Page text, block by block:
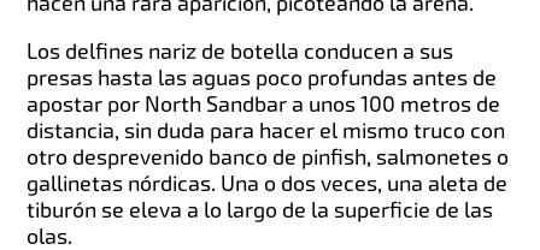
Los delfines nariz de botella conducen a sus
presas hasta las aguas poco profundas antes de
apostar por North Sandbar a unos 100 metros de
distancia, sin duda para hacer el mismo truco con
otro desprevenido banco de pinfish, salmonetes o
gallinetas nórdicas. Una o dos veces, una aleta de
tiburón se eleva a lo largo de la superficie de las
olas.